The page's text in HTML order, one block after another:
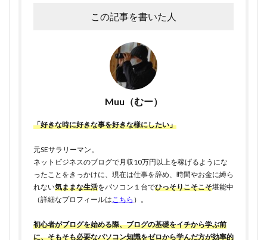
この記事を書いた人
Muu（むー）
「好きな時に好きな事を好きな様にしたい」
元SEサラリーマン。
ネットビジネスのブログで月収10万円以上を稼げるようにな
ったことをきっかけに、現在は仕事を辞め、時間やお金に縛ら
れない気ままな生活をパソコン１台でひっそりこそこそ堪能中
（詳細なプロフィールは こちら ）。
初心者がブログを始める際、ブログの基礎をイチから学ぶ前
に、そもそも必要なパソコン知識をゼロから学んだ方が効率的